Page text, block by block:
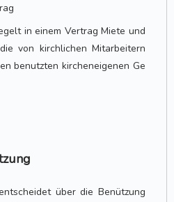
in einem Vertrag Miete und
von kirchlichen Mitarbeitern
benutzten kircheneigenen Ge
über die Benützung